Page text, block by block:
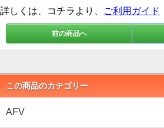
詳しくは、コチラより、 ご利用ガイド
前の商品へ
この商品のカテゴリー
AFV